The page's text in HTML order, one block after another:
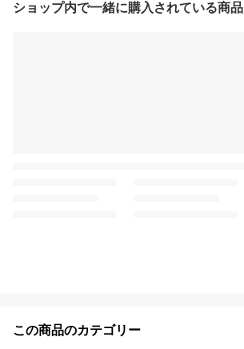
ショップ内で一緒に購入されている商品
この商品のカテゴリー